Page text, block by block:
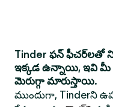
Tinder ఫన్ ఫీచర్‌లతో
ఇక్కడ ఉన్నాయి, ఇవి మీ
మెరుగ్గా మారుస్తాయి.
ముందుగా, Tinderని